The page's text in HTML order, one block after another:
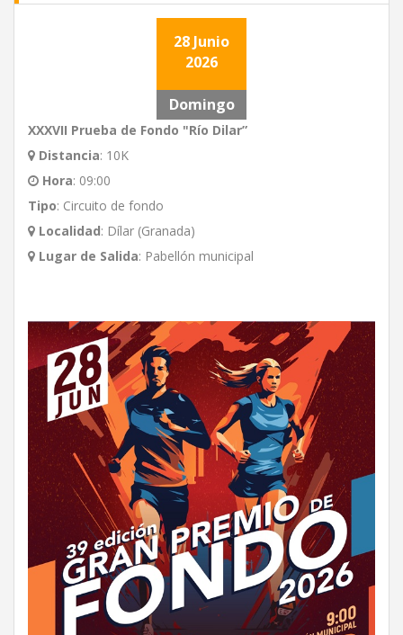
28 Junio
2026
Domingo
XXXVII Prueba de Fondo "Río Dilar”
Distancia: 10K
Hora: 09:00
Tipo: Circuito de fondo
Localidad: Dílar (Granada)
Lugar de Salida: Pabellón municipal